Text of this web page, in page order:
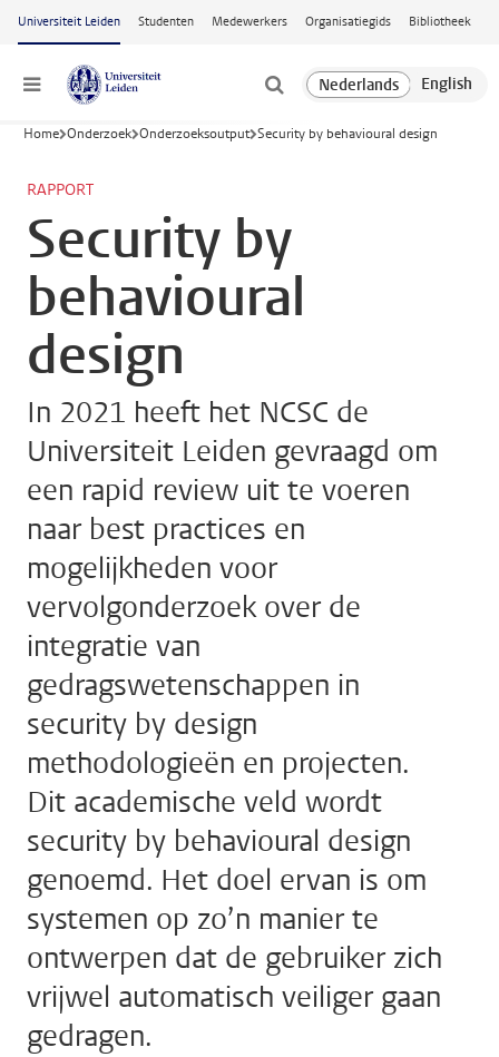
Ga naar hoofdinhoud
Universiteit Leiden Studenten Medewerkers Organisatiegids Bibliotheek
Menu
Home Onderzoek Onderzoeksoutput Security by behavioural design
RAPPORT
Security by
behavioural
design
In 2021 heeft het NCSC de
Universiteit Leiden gevraagd om
een rapid review uit te voeren
naar best practices en
mogelijkheden voor
vervolgonderzoek over de
integratie van
gedragswetenschappen in
security by design
methodologieën en projecten.
Dit academische veld wordt
security by behavioural design
genoemd. Het doel ervan is om
systemen op zo’n manier te
ontwerpen dat de gebruiker zich
vrijwel automatisch veiliger gaan
gedragen.